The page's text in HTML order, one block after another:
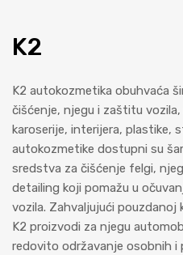
K2
K2 autokozmetika obuhvaća
čišćenje, njegu i zaštitu
karoserije, interijera, plastike,
autokozmetike dostupni su
sredstva za čišćenje felgi,
detailing koji pomažu u
vozila. Zahvaljujući
K2 proizvodi za njegu
redovito održavanje osobnih i